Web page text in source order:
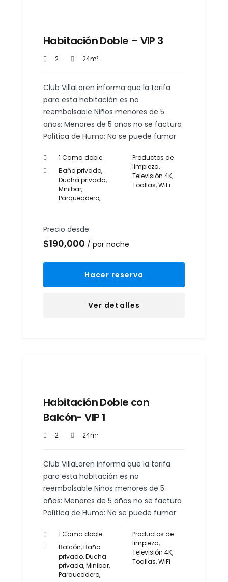
Habitación Doble – VIP 3
2 24m²
Club VillaLoren informa que la tarifa
para esta habitación es no
reembolsable Niños menores de 5
años: Menores de 5 años no se factura
Política de Humo: No se puede fumar
1 Cama doble
Baño privado,
Ducha privada,
Minibar,
Parqueadero,
Productos de
limpieza,
Televisión 4K,
Toallas,WiFi
Precio desde:
$190,000 por noche
Hacer reserva
Ver detalles
Habitación Doble con
Balcón- VIP 1
2 24m²
Club VillaLoren informa que la tarifa
para esta habitación es no
reembolsable Niños menores de 5
años: Menores de 5 años no se factura
Política de Humo: No se puede fumar
1 Cama doble
Balcón,Baño
privado,Ducha
privada,Minibar,
Parqueadero,
Productos de
limpieza,
Televisión 4K,
Toallas,WiFi